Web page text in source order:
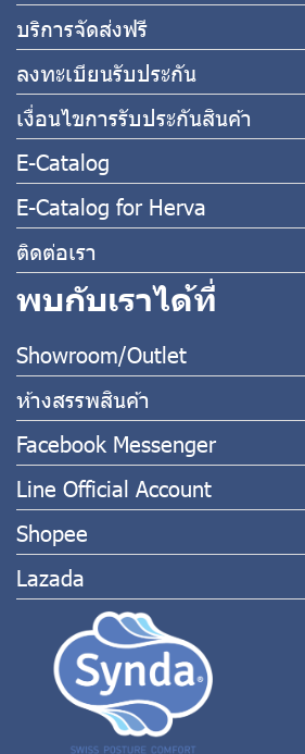
บริการจัดส่งฟรี
ลงทะเบียนรับประกัน
เงื่อนไขการรับประกันสินค้า
E-Catalog
E-Catalog for Herva
ติดต่อเรา
พบกับเราได้ที่
Showroom/Outlet
ห้างสรรพสินค้า
Facebook Messenger
Line Official Account
Shopee
Lazada